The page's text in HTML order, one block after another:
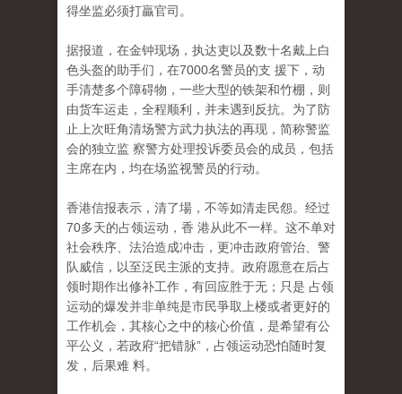
得坐监必须打贏官司。
据报道，在金钟现场，执达吏以及数十名戴上白
色头盔的助手们，在7000名警员的支 援下，动
手清楚多个障碍物，一些大型的铁架和竹棚，则
由货车运走，全程顺利，并未遇到反抗。为了防
止上次旺角清场警方武力执法的再现，简称警监
会的独立监 察警方处理投诉委员会的成员，包括
主席在内，均在场监视警员的行动。
香港信报表示，清了場，不等如清走民怨。经过
70多天的占领运动，香 港从此不一样。这不单对
社会秩序、法治造成冲击，更冲击政府管治、警
队威信，以至泛民主派的支持。政府愿意在后占
领时期作出修补工作，有回应胜于无；只是 占领
运动的爆发并非单纯是市民爭取上楼或者更好的
工作机会，其核心之中的核心价值，是希望有公
平公义，若政府“把错脉”，占领运动恐怕随时复
发，后果难 料。